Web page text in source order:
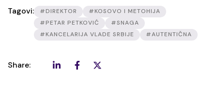
Tagovi: #DIREKTOR
#KOSOVO I METOHIJA
#PETAR PETKOVIĆ
#SNAGA
#KANCELARIJA VLADE SRBIJE
#AUTENTIČNA
Share: